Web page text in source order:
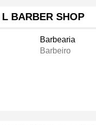
BARBER SHOP
Barbearia
Barbeiro